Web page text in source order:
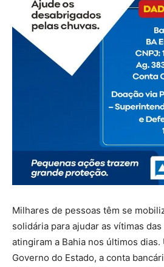
Milhares de pessoas têm se
solidária para ajudar as vítimas
atingiram a Bahia nos últimos dias.
Governo do Estado, a conta